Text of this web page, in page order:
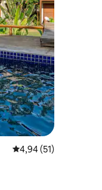
Note moyenne de
4,94 (51)